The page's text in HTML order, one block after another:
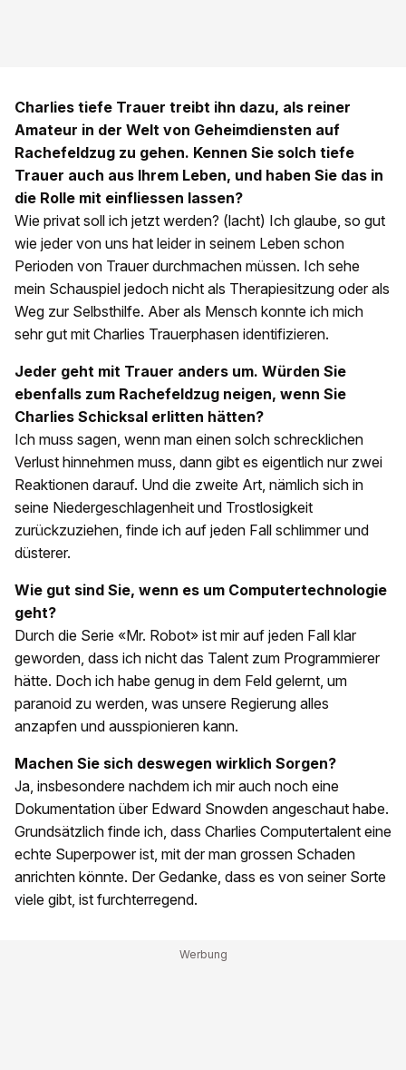
Charlies tiefe Trauer treibt ihn dazu, als reiner
Amateur in der Welt von Geheimdiensten auf
Rachefeldzug zu gehen. Kennen Sie solch tiefe
Trauer auch aus Ihrem Leben, und haben Sie das in
die Rolle mit einfliessen lassen?
Wie privat soll ich jetzt werden? (lacht) Ich glaube, so gut
wie jeder von uns hat leider in seinem Leben schon
Perioden von Trauer durchmachen müssen. Ich sehe
mein Schauspiel jedoch nicht als Therapiesitzung oder als
Weg zur Selbsthilfe. Aber als Mensch konnte ich mich
sehr gut mit Charlies Trauerphasen identifizieren.
Jeder geht mit Trauer anders um. Würden Sie
ebenfalls zum Rachefeldzug neigen, wenn Sie
Charlies Schicksal erlitten hätten?
Ich muss sagen, wenn man einen solch schrecklichen
Verlust hinnehmen muss, dann gibt es eigentlich nur zwei
Reaktionen darauf. Und die zweite Art, nämlich sich in
seine Niedergeschlagenheit und Trostlosigkeit
zurückzuziehen, finde ich auf jeden Fall schlimmer und
düsterer.
Wie gut sind Sie, wenn es um Computertechnologie
geht?
Durch die Serie «Mr. Robot» ist mir auf jeden Fall klar
geworden, dass ich nicht das Talent zum Programmierer
hätte. Doch ich habe genug in dem Feld gelernt, um
paranoid zu werden, was unsere Regierung alles
anzapfen und ausspionieren kann.
Machen Sie sich deswegen wirklich Sorgen?
Ja, insbesondere nachdem ich mir auch noch eine
Dokumentation über Edward Snowden angeschaut habe.
Grundsätzlich finde ich, dass Charlies Computertalent eine
echte Superpower ist, mit der man grossen Schaden
anrichten könnte. Der Gedanke, dass es von seiner Sorte
viele gibt, ist furchterregend.